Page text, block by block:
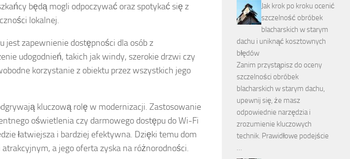
będą mogli odpoczywać oraz spotykać się z
lokalnej.
zapewnienie dostępności dla osób z
udogodnień, takich jak windy, szerokie drzwi czy
korzystanie z obiektu przez wszystkich jego
kluczową rolę w modernizacji. Zastosowanie
oświetlenia czy darmowego dostępu do Wi-Fi
łatwiejsza i bardziej efektywna. Dzięki temu dom
a jego oferta zyska na różnorodności.
Jak krok po kroku ocenić
szczelność obróbek
blacharskich w starym
dachu i uniknąć kosztownych
błędów
Zanim przystąpisz do oceny
szczelności obróbek
blacharskich w starym dachu,
upewnij się, że masz
odpowiednie narzędzia i
zrozumienie kluczowych
technik. Prawidłowe podejście
…